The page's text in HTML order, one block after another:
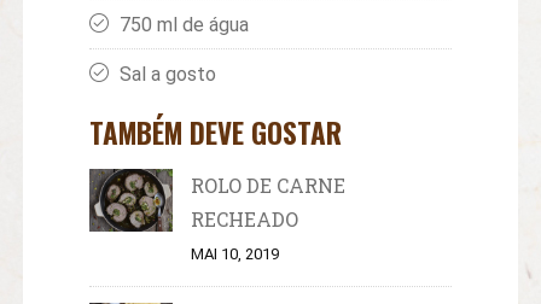
750 ml de água
Sal a gosto
TAMBÉM DEVE GOSTAR
ROLO DE CARNE
RECHEADO
MAI 10, 2019